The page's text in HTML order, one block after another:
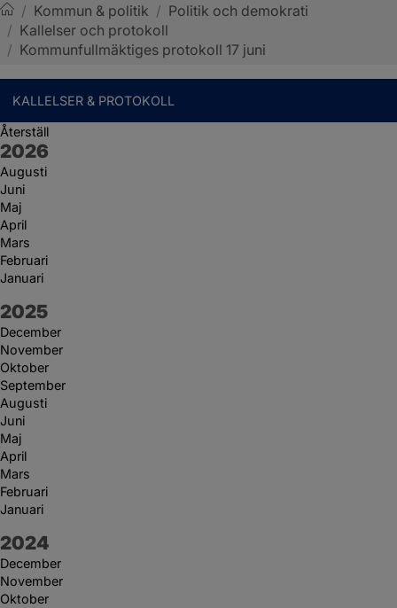
Sotenäs kommun
/ Kommun & politik / Politik och demokrati
/ Kallelser och protokoll
/ Kommunfullmäktiges protokoll 17 juni
KALLELSER & PROTOKOLL
Återställ
År:
2026
Augusti
Juni
Maj
April
Mars
Februari
Januari
År:
2025
December
November
Oktober
September
Augusti
Juni
Maj
April
Mars
Februari
Januari
År:
2024
December
November
Oktober